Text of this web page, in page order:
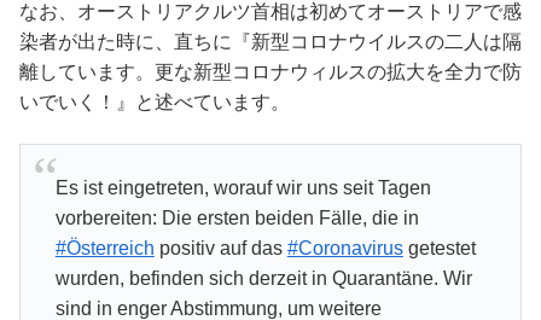
なお、オーストリアクルツ首相は初めてオーストリアで感
染者が出た時に、直ちに『新型コロナウイルスの二人は隔
離しています。更な新型コロナウィルスの拡大を全力で防
いでいく！』と述べています。
Es ist eingetreten, worauf wir uns seit Tagen
vorbereiten: Die ersten beiden Fälle, die in
#Österreich positiv auf das #Coronavirusgetestet
wurden, befinden sich derzeit in Quarantäne. Wir
sind in enger Abstimmung, um weitere